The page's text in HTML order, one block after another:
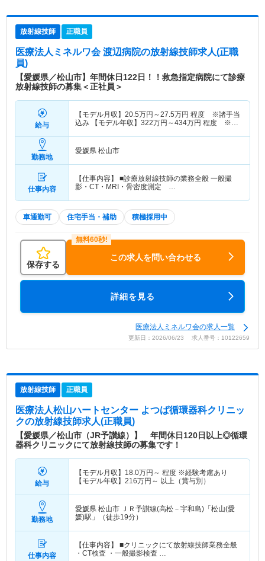
放射線技師 正職員
医療法人ミネルワ会 渡辺病院の放射線技師求人(正職
員)
【愛媛県／松山市】年間休日122日！！救急指定病院にて診療
放射線技師の募集＜正社員＞
給与
【モデル月収】 20.5万円～27.5万円 程度 ※諸手当
込み 【モデル年収】 322万円～434万円 程度 ※諸
勤務地
愛媛県 松山市
仕事内容
【仕事内容】 ■診療放射線技師の業務全般 一般撮
影・CT・MRI・骨密度測定 …
車通勤可 住宅手当・補助 積極採用中
保存する
この求人を問い合わせる
詳細を見る
医療法人ミネルワ会の求人一覧
更新日：2026/06/23 求人番号：10122659
放射線技師 正職員
医療法人松山ハートセンター よつば循環器科クリニッ
クの放射線技師求人(正職員)
【愛媛県／松山市（JR予讃線）】 年間休日120日以上◎循環
器科クリニックにて放射線技師の募集です！
給与
【モデル月収】 18.0万円～ 程度 ※経験考慮あり
【モデル年収】 216万円～ 以上（賞与別）
勤務地
愛媛県 松山市 ＪＲ予讃線(高松－宇和島)「松山(愛
媛)駅」（徒歩19分）
仕事内容
【仕事内容】 ■クリニックにて放射線技師業務全般
・CT検査 ・一般撮影検査 …